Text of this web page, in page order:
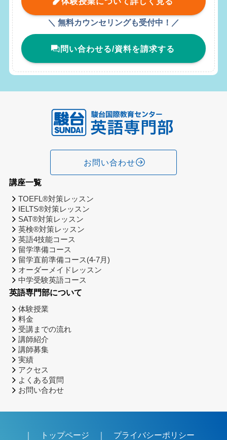
＼ 無料カウンセリングも受付中！／
問い合わせる/資料を請求する
お問い合わせ
講座一覧
TOEFL®対策レッスン
IELTS®対策レッスン
SAT®対策レッスン
英検®対策レッスン
英語4技能コース
留学準備コース
留学直前準備コース(4-7月)
オーダーメイドレッスン
中学受験英語コース
英語専門部について
体験授業
料金
受講までの流れ
講師紹介
講師募集
実績
アクセス
よくある質問
お問い合わせ
トップページ プライバシーポリシー